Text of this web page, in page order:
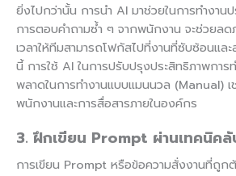
ยิ่งไปกว่านั้น การนำ AI มาช่วยในการทำงานป
การตอบคำถามซ้ำ ๆ จากพนักงาน จะช่วยลด
เวลาให้ทีมสามารถโฟกัสไปที่งานที่ซับซ้อนแ
นี้ การใช้ AI ในการปรับปรุงประสิทธิภาพกา
พลาดในการทำงานแบบแมนนวล (Manual)
พนักงานและการสื่อสารภายในองค์กร
3. ฝึกเขียน Prompt ผ่านเทคนิค
การเขียน Prompt หรือข้อความสั่งงานที่ถูก